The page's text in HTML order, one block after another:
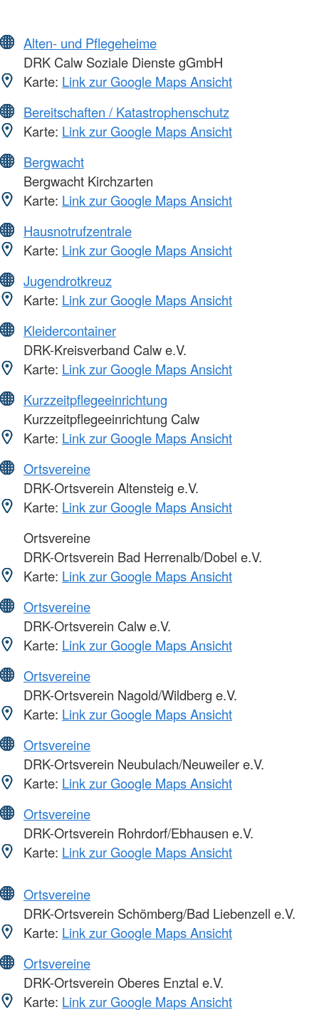
Alten- und Pflegeheime
DRK Calw Soziale Dienste gGmbH
Karte: Link zur Google Maps Ansicht
Bereitschaften / Katastrophenschutz
Karte: Link zur Google Maps Ansicht
Bergwacht
Bergwacht Kirchzarten
Karte: Link zur Google Maps Ansicht
Hausnotrufzentrale
Karte: Link zur Google Maps Ansicht
Jugendrotkreuz
Karte: Link zur Google Maps Ansicht
Kleidercontainer
DRK-Kreisverband Calw e.V.
Karte: Link zur Google Maps Ansicht
Kurzzeitpflegeeinrichtung
Kurzzeitpflegeeinrichtung Calw
Karte: Link zur Google Maps Ansicht
Ortsvereine
DRK-Ortsverein Altensteig e.V.
Karte: Link zur Google Maps Ansicht
Ortsvereine
DRK-Ortsverein Bad Herrenalb/Dobel e.V.
Karte: Link zur Google Maps Ansicht
Ortsvereine
DRK-Ortsverein Calw e.V.
Karte: Link zur Google Maps Ansicht
Ortsvereine
DRK-Ortsverein Nagold/Wildberg e.V.
Karte: Link zur Google Maps Ansicht
Ortsvereine
DRK-Ortsverein Neubulach/Neuweiler e.V.
Karte: Link zur Google Maps Ansicht
Ortsvereine
DRK-Ortsverein Rohrdorf/Ebhausen e.V.
Karte: Link zur Google Maps Ansicht
Ortsvereine
DRK-Ortsverein Schömberg/Bad Liebenzell e.V.
Karte: Link zur Google Maps Ansicht
Ortsvereine
DRK-Ortsverein Oberes Enztal e.V.
Karte: Link zur Google Maps Ansicht